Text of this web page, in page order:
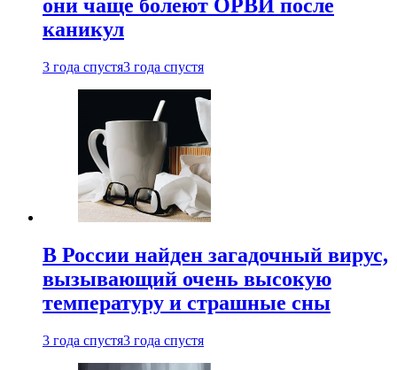
они чаще болеют ОРВИ после
каникул
3 года спустя3 года спустя
В России найден загадочный вирус,
вызывающий очень высокую
температуру и страшные сны
3 года спустя3 года спустя